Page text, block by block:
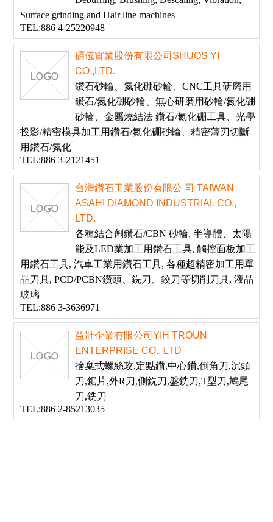
Surface grinding and Hair line machines
TEL:886 4-25220948
碩儀實業股份有限公司SHUOS YI
CO.,LTD.
鑽石砂輪、氮化硼砂輪、CNC工具研磨用
鑽石/氮化硼砂輪、無心研磨用砂輪/氮化硼
砂輪、金屬燒結法 鑽石/氮化硼工具、光學
投影/精密模具加工用鑽石/氮化硼砂輪、精密薄刃切斷
用鑽石/氮化
TEL:886 3-2121451
台灣鑽石工業股份有限公 司 TAIWAN
ASAHI DIAMOND INDUSTRIAL CO.,
LTD.
各種結合劑鑽石/CBN 砂輪, 半導體、太陽
能及LED業加工用鑽石工具, 觸控面板加工
用鑽石工具, 汽車工業用鑽石工具, 各種超精密加工用單
晶刀具, PCD/PCBN鑽頭、銑刀、鉸刀等切削刀具, 液晶
玻璃
TEL:886 3-3636971
益壯企業有限公司YIH TROUN
ENTERPRISE CO., LTD
捨棄式螺絲攻,定點鑽,中心鑽,倒角刀,沉頭
刀,鋸片,外R刀,側銑刀,盤銑刀,T型刀,鳩尾
刀,銑刀
TEL:886 2-85213035